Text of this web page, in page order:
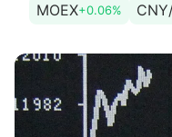
месяца совет
MOEX+0.06%